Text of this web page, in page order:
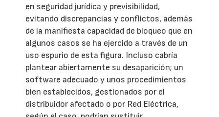
en seguridad jurídica y previsibilidad,
evitando discrepancias y conflictos, además
de la manifiesta capacidad de bloqueo que en
algunos casos se ha ejercido a través de un
uso espurio de esta figura. Incluso cabría
plantear abiertamente su desaparición; un
software adecuado y unos procedimientos
bien establecidos, gestionados por el
distribuidor afectado o por Red Eléctrica,